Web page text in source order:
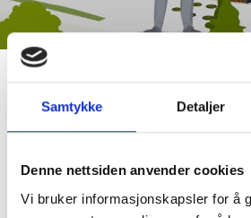
Samtykke Detaljer
Denne nettsiden anvender cookies
Vi bruker informasjonskapsler for å
Animasjonsfilm BTI